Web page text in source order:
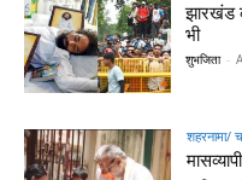
झारखंड
भी
शुभजिता -
शहरनामा/